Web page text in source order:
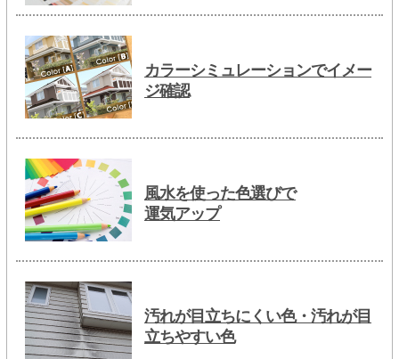
カラーシミュレーションでイメー
ジ確認
風水を使った色選びで
運気アップ
汚れが目立ちにくい色・汚れが目
立ちやすい色